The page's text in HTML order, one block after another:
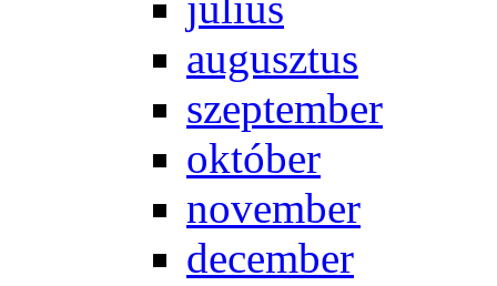
au­gusz­tus
szep­tem­ber
ok­tó­ber
no­vem­ber
de­cem­ber